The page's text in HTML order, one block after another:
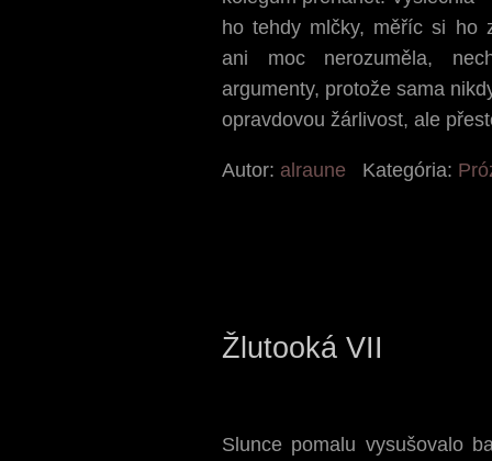
ho tehdy mlčky, měříc si ho
ani moc nerozuměla,
argumenty, protože sama
opravdovou žárlivost, ale
Autor: alraune Kategória:
Žlutooká VII
Slunce pomalu vysušovalo